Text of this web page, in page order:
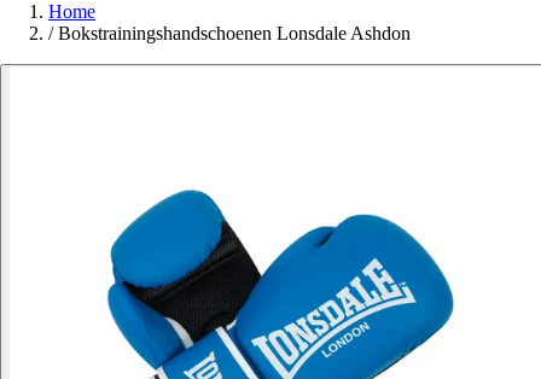
Home
/ Bokstrainingshandschoenen Lonsdale Ashdon